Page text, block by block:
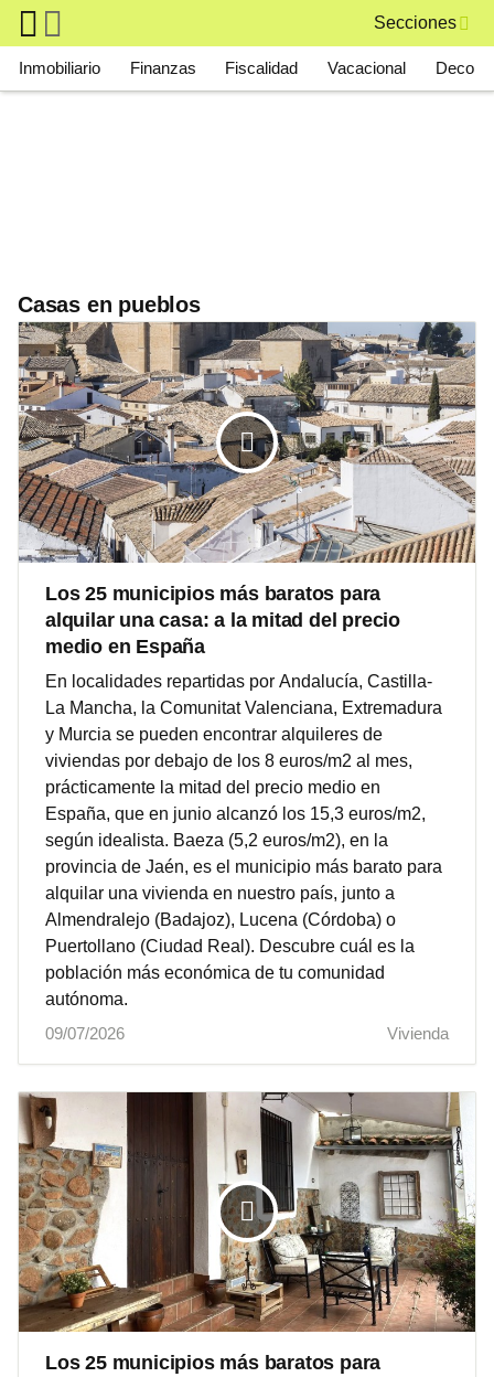
Skip to main content
Secciones
Main navigation
Inmobiliario Finanzas Fiscalidad Vacacional Deco
Casas en pueblos
Los 25 municipios más baratos para
alquilar una casa: a la mitad del precio
medio en España
En localidades repartidas por Andalucía, Castilla-
La Mancha, la Comunitat Valenciana, Extremadura
y Murcia se pueden encontrar alquileres de
viviendas por debajo de los 8 euros/m2 al mes,
prácticamente la mitad del precio medio en
España, que en junio alcanzó los 15,3 euros/m2,
según idealista. Baeza (5,2 euros/m2), en la
provincia de Jaén, es el municipio más barato para
alquilar una vivienda en nuestro país, junto a
Almendralejo (Badajoz), Lucena (Córdoba) o
Puertollano (Ciudad Real). Descubre cuál es la
población más económica de tu comunidad
autónoma.
09/07/2026
Vivienda
Los 25 municipios más baratos para